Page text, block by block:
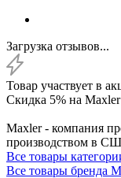
Загрузка отзывов...
Товар участвует в
Скидка 5% на
Maxler - компания
производством в
Все товары
Все товары бренда